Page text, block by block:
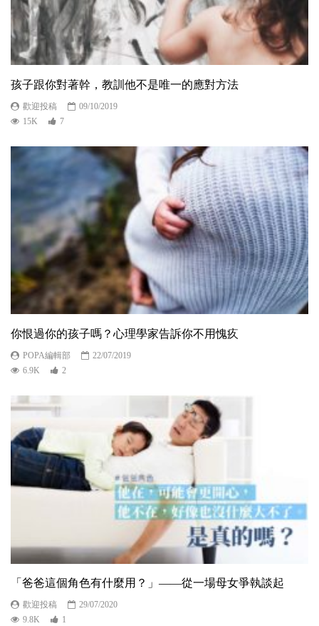
孩子跟你對著幹，教訓他不是唯一的應對方法
歡迎投稿
09/10/2019
15K
7
你恨過你的孩子嗎？心理學家告訴你不用愧疚
POPA編輯部
22/07/2019
6.9K
2
「爸爸這個角色有什麼用？」——從一場母女爭執談起
歡迎投稿
29/07/2020
9.8K
1